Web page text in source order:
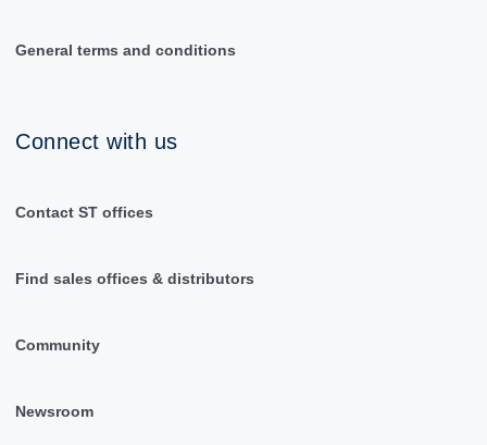
General terms and conditions
Connect with us
Contact ST offices
Find sales offices & distributors
Community
Newsroom